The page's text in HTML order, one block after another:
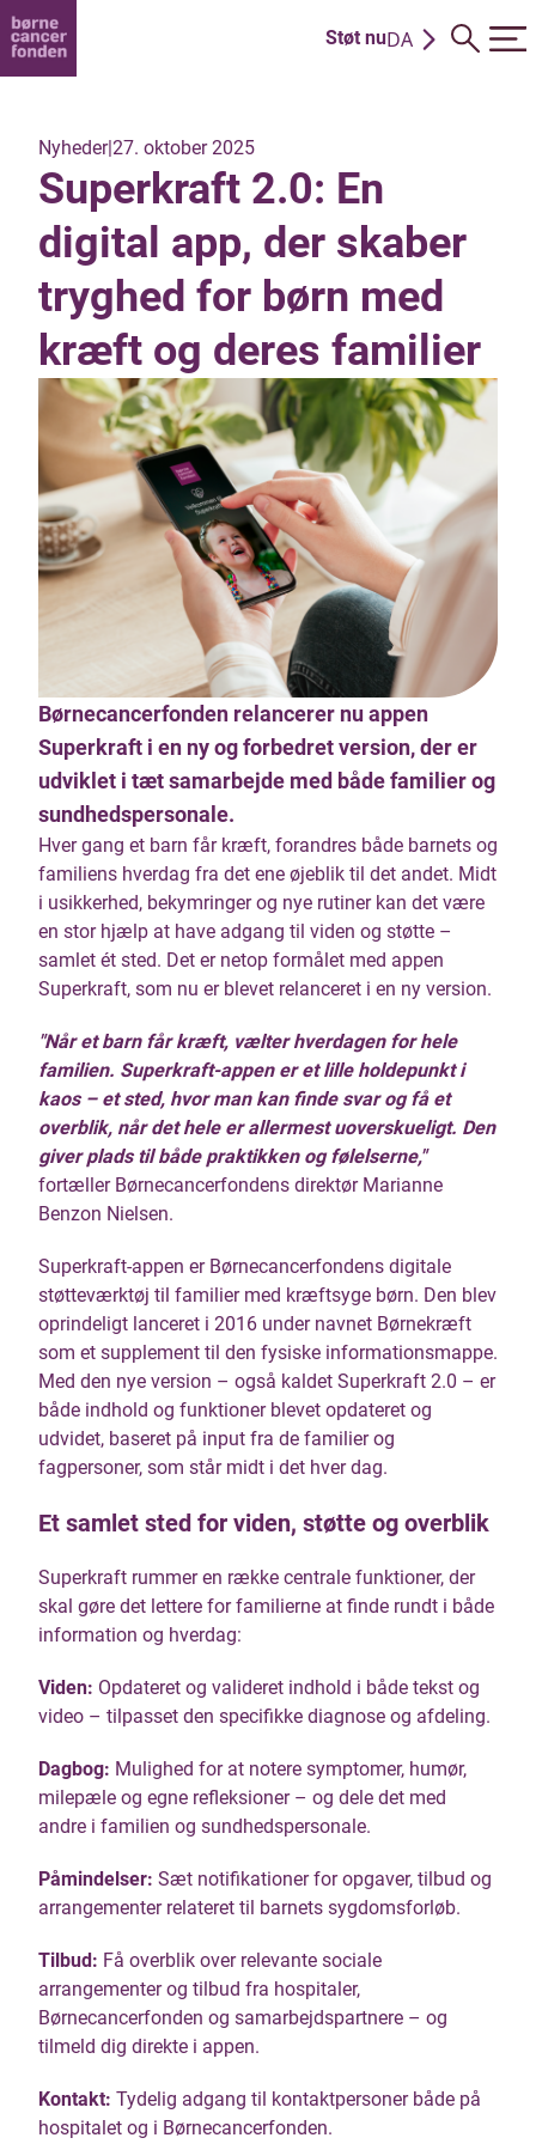
Støt nuDA
Nyheder|27. oktober 2025
Superkraft 2.0: En
digital app, der skaber
tryghed for børn med
kræft og deres familier
Børnecancerfonden relancerer nu appen
Superkraft i en ny og forbedret version, der er
udviklet i tæt samarbejde med både familier og
sundhedspersonale.
Hver gang et barn får kræft, forandres både barnets og
familiens hverdag fra det ene øjeblik til det andet. Midt
i usikkerhed, bekymringer og nye rutiner kan det være
en stor hjælp at have adgang til viden og støtte –
samlet ét sted. Det er netop formålet med appen
Superkraft, som nu er blevet relanceret i en ny version.
"Når et barn får kræft, vælter hverdagen for hele
familien. Superkraft-appen er et lille holdepunkt i
kaos – et sted, hvor man kan finde svar og få et
overblik, når det hele er allermest uoverskueligt. Den
giver plads til både praktikken og følelserne,"
fortæller Børnecancerfondens direktør Marianne
Benzon Nielsen.
Superkraft-appen er Børnecancerfondens digitale
støtteværktøj til familier med kræftsyge børn. Den blev
oprindeligt lanceret i 2016 under navnet Børnekræft
som et supplement til den fysiske informationsmappe.
Med den nye version – også kaldet Superkraft 2.0 – er
både indhold og funktioner blevet opdateret og
udvidet, baseret på input fra de familier og
fagpersoner, som står midt i det hver dag.
Et samlet sted for viden, støtte og overblik
Superkraft rummer en række centrale funktioner, der
skal gøre det lettere for familierne at finde rundt i både
information og hverdag:
Viden: Opdateret og valideret indhold i både tekst og
video – tilpasset den specifikke diagnose og afdeling.
Dagbog: Mulighed for at notere symptomer, humør,
milepæle og egne refleksioner – og dele det med
andre i familien og sundhedspersonale.
Påmindelser: Sæt notifikationer for opgaver, tilbud og
arrangementer relateret til barnets sygdomsforløb.
Tilbud: Få overblik over relevante sociale
arrangementer og tilbud fra hospitaler,
Børnecancerfonden og samarbejdspartnere – og
tilmeld dig direkte i appen.
Kontakt: Tydelig adgang til kontaktpersoner både på
hospitalet og i Børnecancerfonden.